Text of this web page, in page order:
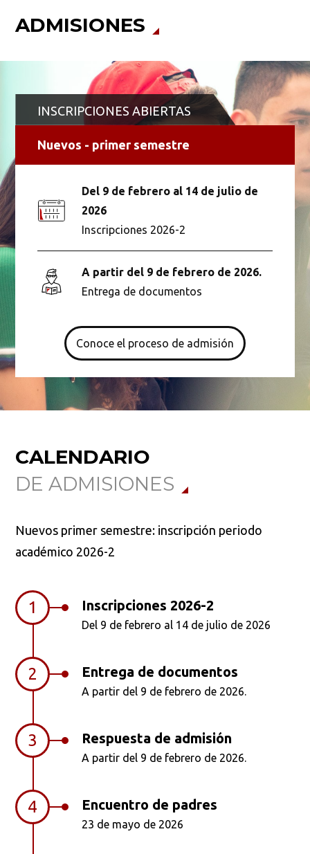
ADMISIONES
INSCRIPCIONES ABIERTAS
Nuevos - primer semestre
Del 9 de febrero al 14 de julio de
2026
Inscripciones 2026-2
A partir del 9 de febrero de 2026.
Entrega de documentos
Conoce el proceso de admisión
CALENDARIO
DE ADMISIONES
Nuevos primer semestre: inscripción periodo
académico 2026-2
1 Inscripciones 2026-2
Del 9 de febrero al 14 de julio de 2026
2 Entrega de documentos
A partir del 9 de febrero de 2026.
3 Respuesta de admisión
A partir del 9 de febrero de 2026.
4 Encuentro de padres
23 de mayo de 2026
Busca en la escuela